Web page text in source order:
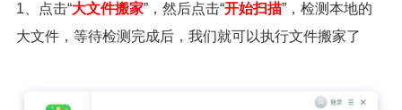
1、点击“大文件搬家”，然后点击“开始扫描”，检测本地的
大文件，等待检测完成后，我们就可以执行文件搬家了